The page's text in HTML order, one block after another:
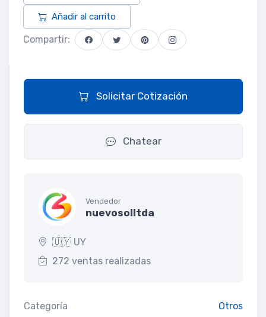
Añadir al carrito
Compartir:
Solicitar Cotización
Chatear
Vendedor
nuevosolltda
🇺🇾 UY
272 ventas realizadas
Categoría Otros